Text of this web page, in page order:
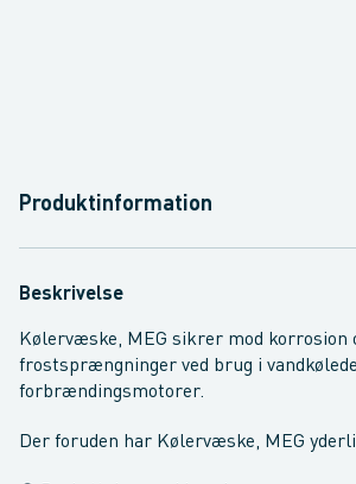
Produktinformation
Beskrivelse
Kølervæske, MEG sikrer mod korrosion
frostsprængninger ved brug i vandkølede
forbrændingsmotorer.
Der foruden har Kølervæske, MEG